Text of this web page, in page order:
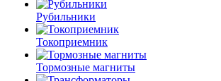
Рубильники
Токоприемник
Тормозные магниты